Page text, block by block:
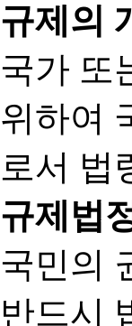
규제의
국가 또
위하여
로서 법
규제법
국민의
반드시